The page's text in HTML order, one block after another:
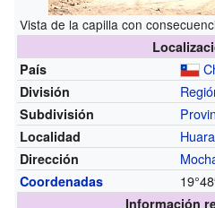
Vista de la capilla con
País
División
Subdivisión
Localidad Huara
Dirección
Coordenadas
Información